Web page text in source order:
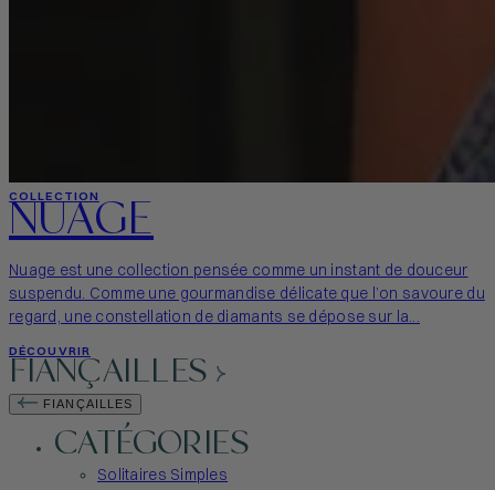
COLLECTION
NUAGE
Nuage est une collection pensée comme un instant de douceur
suspendu. Comme une gourmandise délicate que l’on savoure du
regard, une constellation de diamants se dépose sur la...
DÉCOUVRIR
FIANÇAILLES
FIANÇAILLES
CATÉGORIES
Solitaires Simples